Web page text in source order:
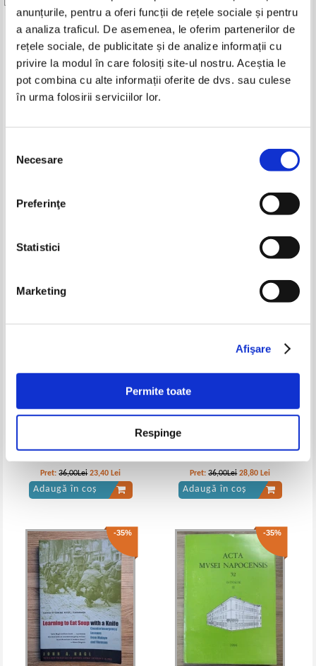
anunțurile, pentru a oferi funcții de rețele sociale și pentru
a analiza traficul. De asemenea, le oferim partenerilor de
rețele sociale, de publicitate și de analize informații cu
privire la modul în care folosiți site-ul nostru. Aceștia le
pot combina cu alte informații oferite de dvs. sau culese
în urma folosirii serviciilor lor.
consimțământului
Necesare
Preferinţe
Statistici
Marketing
Afişare
Permite toate
Respinge
Pret:
Vintila Corbul - Caderea
Constantinopolului (volumul 1)
Vintila Corbul - Caderea
Constantinopolelui (2 volume,
cartonate)
Produse din aceeasi categorie
Revista Historia. Golgota lui
Adaugă în coș
-20%
Norman G. Finkelstein - Die
Lei
Pret:36,00Lei 23,40 Lei
Adaugă în coș
-20%
Pret:36,00Lei 28,80 Lei
Adaugă în coș
-35% -35%